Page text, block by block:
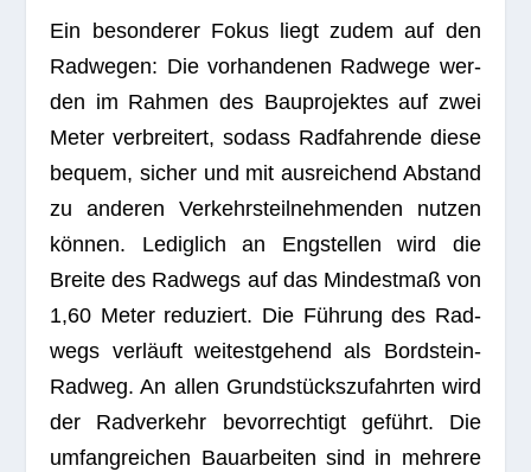
Ein beson­de­rer Fokus liegt zudem auf den
Rad­we­gen: Die vor­han­de­nen Rad­wege wer­
den im Rah­men des Bau­pro­jek­tes auf zwei
Meter ver­brei­tert, sodass Rad­fah­rende diese
bequem, sicher und mit aus­rei­chend Abstand
zu ande­ren Ver­kehrs­teil­neh­men­den nut­zen
kön­nen. Ledig­lich an Eng­stel­len wird die
Breite des Rad­wegs auf das Min­dest­maß von
1,60 Meter redu­ziert. Die Füh­rung des Rad­
wegs ver­läuft wei­test­ge­hend als Bord­stein-
Rad­weg. An allen Grund­stücks­zu­fahr­ten wird
der Rad­ver­kehr bevor­rech­tigt geführt. Die
umfang­rei­chen Bau­ar­bei­ten sind in meh­rere